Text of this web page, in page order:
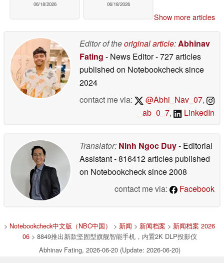
06/18/2026 06/18/2026
Show more articles
Editor of theoriginal article:Abhinav
Fating - News Editor- 727 articles
published on Notebookchecksince
2024
contact me via:
@Abhi_Nav_07,
_ab_0_7, LinkedIn
Translator: Ninh Ngoc Duy- Editorial
Assistant- 816412 articles published
on Notebookchecksince 2008
contact me via:
Facebook
> Notebookcheck中文版（NBC中国） > 新闻 > 新闻档案 > 新闻档案 2026
06> 8849推出新款坚固型旗舰智能手机，内置2K DLP投影仪
Abhinav Fating, 2026-06-20 (Update: 2026-06-20)